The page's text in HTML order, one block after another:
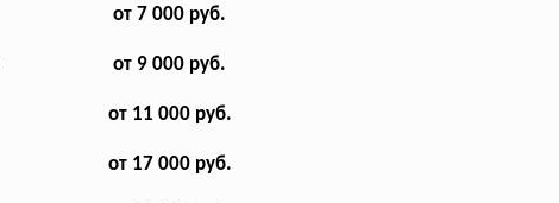
от 7 000 руб.
от 9 000 руб.
от 11 000 руб.
от 17 000 руб.